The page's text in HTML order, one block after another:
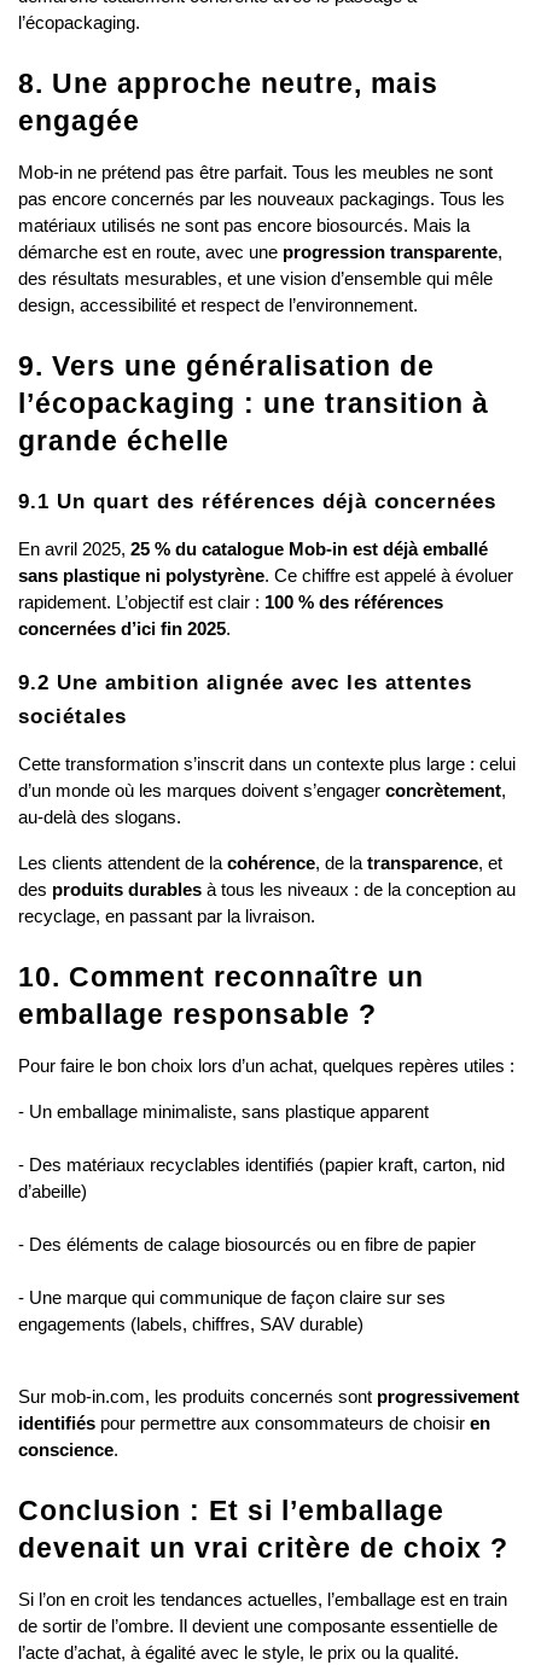
l’écopackaging.
8. Une approche neutre, mais
engagée
Mob-in ne prétend pas être parfait. Tous les meubles ne sont
pas encore concernés par les nouveaux packagings. Tous les
matériaux utilisés ne sont pas encore biosourcés. Mais la
démarche est en route, avec une progression transparente,
des résultats mesurables, et une vision d’ensemble qui mêle
design, accessibilité et respect de l’environnement.
9. Vers une généralisation de
l’écopackaging : une transition à
grande échelle
9.1 Un quart des références déjà concernées
En avril 2025, 25 % du catalogue Mob-in est déjà emballé
sans plastique ni polystyrène. Ce chiffre est appelé à évoluer
rapidement. L’objectif est clair : 100 % des références
concernées d’ici fin 2025.
9.2 Une ambition alignée avec les attentes
sociétales
Cette transformation s’inscrit dans un contexte plus large : celui
d’un monde où les marques doivent s’engager concrètement,
au-delà des slogans.
Les clients attendent de la cohérence, de la transparence, et
des produits durables à tous les niveaux : de la conception au
recyclage, en passant par la livraison.
10. Comment reconnaître un
emballage responsable ?
Pour faire le bon choix lors d’un achat, quelques repères utiles :
- Un emballage minimaliste, sans plastique apparent
- Des matériaux recyclables identifiés (papier kraft, carton, nid
d’abeille)
- Des éléments de calage biosourcés ou en fibre de papier
- Une marque qui communique de façon claire sur ses
engagements (labels, chiffres, SAV durable)
Sur mob-in.com, les produits concernés sont progressivement
identifiés pour permettre aux consommateurs de choisir en
conscience.
Conclusion : Et si l’emballage
devenait un vrai critère de choix ?
Si l’on en croit les tendances actuelles, l’emballage est en train
de sortir de l’ombre. Il devient une composante essentielle de
l’acte d’achat, à égalité avec le style, le prix ou la qualité.